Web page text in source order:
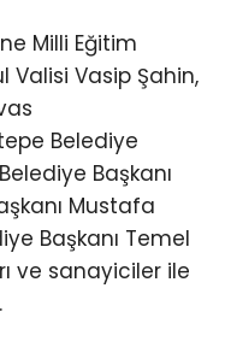
Milli Eğitim
Valisi Vasip Şahin,
Belediye
Başkanı
Mustafa
Başkanı Temel
ve sanayiciler ile